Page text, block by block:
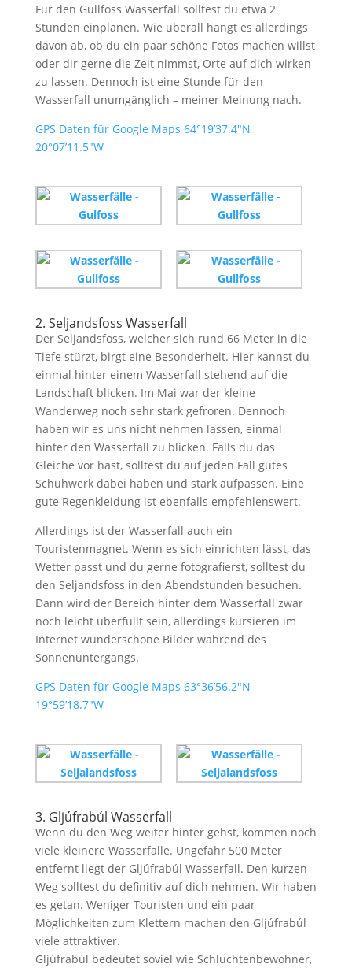
Für den Gullfoss Wasserfall solltest du etwa 2
Stunden einplanen. Wie überall hängt es allerdings
davon ab, ob du ein paar schöne Fotos machen willst
oder dir gerne die Zeit nimmst, Orte auf dich wirken
zu lassen. Dennoch ist eine Stunde für den
Wasserfall unumgänglich – meiner Meinung nach.
GPS Daten für Google Maps 64°19’37.4″N
20°07’11.5″W
2. Seljandsfoss Wasserfall
Der Seljandsfoss, welcher sich rund 66 Meter in die
Tiefe stürzt, birgt eine Besonderheit. Hier kannst du
einmal hinter einem Wasserfall stehend auf die
Landschaft blicken. Im Mai war der kleine
Wanderweg noch sehr stark gefroren. Dennoch
haben wir es uns nicht nehmen lassen, einmal
hinter den Wasserfall zu blicken. Falls du das
Gleiche vor hast, solltest du auf jeden Fall gutes
Schuhwerk dabei haben und stark aufpassen. Eine
gute Regenkleidung ist ebenfalls empfehlenswert.
Allerdings ist der Wasserfall auch ein
Touristenmagnet. Wenn es sich einrichten lässt, das
Wetter passt und du gerne fotografierst, solltest du
den Seljandsfoss in den Abendstunden besuchen.
Dann wird der Bereich hinter dem Wasserfall zwar
noch leicht überfüllt sein, allerdings kursieren im
Internet wunderschöne Bilder während des
Sonnenuntergangs.
GPS Daten für Google Maps 63°36’56.2″N
19°59’18.7″W
3. Gljúfrabúl Wasserfall
Wenn du den Weg weiter hinter gehst, kommen noch
viele kleinere Wasserfälle. Ungefähr 500 Meter
entfernt liegt der Gljúfrabúl Wasserfall. Den kurzen
Weg solltest du definitiv auf dich nehmen. Wir haben
es getan. Weniger Touristen und ein paar
Möglichkeiten zum Klettern machen den Gljúfrabúl
viele attraktiver.
Gljúfrabúl bedeutet soviel wie Schluchtenbewohner,